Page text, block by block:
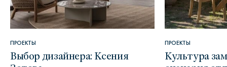
ПРОЕКТЫ
Выбор дизайнера: Ксения
ПРОЕКТЫ
Культура